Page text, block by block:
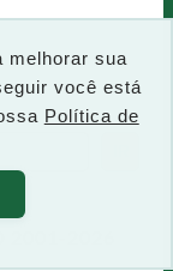
melhorar sua
você está
Política de